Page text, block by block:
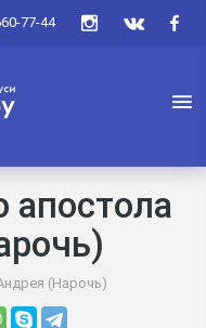
77-44
апостола
(Нарочь)